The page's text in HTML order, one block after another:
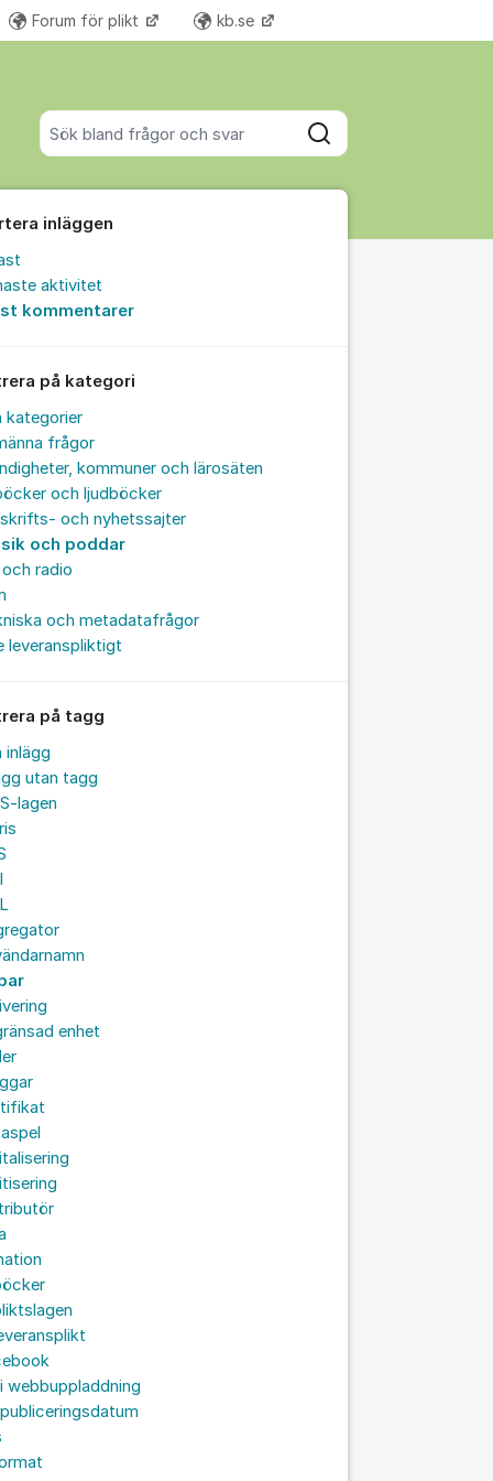
Sök bland alla inlägg
Sök
Forum för plikt kb.se Fler supportlänkar
inläggen
aktivitet
kommentarer
på kategori
kategorier
frågor
kommuner och lärosäten
och ljudböcker
och nyhetssajter
och poddar
radio
och metadatafrågor
leveranspliktigt
på tagg
inlägg
utan tagg
lagen
enhet
webbuppladdning